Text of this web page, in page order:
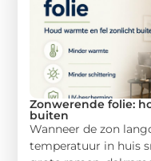
Zonwerende folie:
buiten
Wanneer de zon
temperatuur in huis